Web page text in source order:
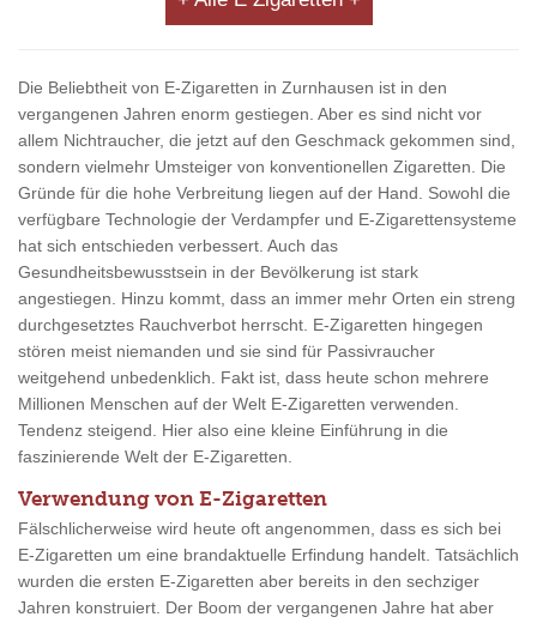
Die Beliebtheit von E-Zigaretten in Zurnhausen ist in den
vergangenen Jahren enorm gestiegen. Aber es sind nicht vor
allem Nichtraucher, die jetzt auf den Geschmack gekommen sind,
sondern vielmehr Umsteiger von konventionellen Zigaretten. Die
Gründe für die hohe Verbreitung liegen auf der Hand. Sowohl die
verfügbare Technologie der Verdampfer und E-Zigarettensysteme
hat sich entschieden verbessert. Auch das
Gesundheitsbewusstsein in der Bevölkerung ist stark
angestiegen. Hinzu kommt, dass an immer mehr Orten ein streng
durchgesetztes Rauchverbot herrscht. E-Zigaretten hingegen
stören meist niemanden und sie sind für Passivraucher
weitgehend unbedenklich. Fakt ist, dass heute schon mehrere
Millionen Menschen auf der Welt E-Zigaretten verwenden.
Tendenz steigend. Hier also eine kleine Einführung in die
faszinierende Welt der E-Zigaretten.
Verwendung von E-Zigaretten
Fälschlicherweise wird heute oft angenommen, dass es sich bei
E-Zigaretten um eine brandaktuelle Erfindung handelt. Tatsächlich
wurden die ersten E-Zigaretten aber bereits in den sechziger
Jahren konstruiert. Der Boom der vergangenen Jahre hat aber